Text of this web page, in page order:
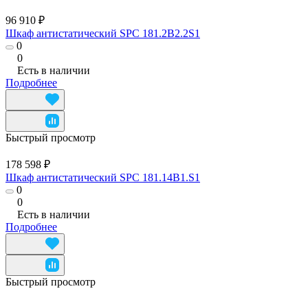
96 910 ₽
Шкаф антистатический SPC 181.2B2.2S1
0
0
Есть в наличии
Подробнее
Быстрый просмотр
178 598 ₽
Шкаф антистатический SPC 181.14B1.S1
0
0
Есть в наличии
Подробнее
Быстрый просмотр